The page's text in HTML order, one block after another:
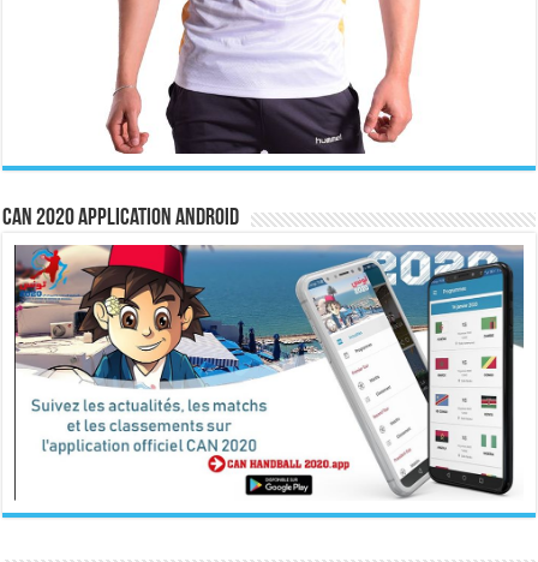
CAN 2020 Application Android